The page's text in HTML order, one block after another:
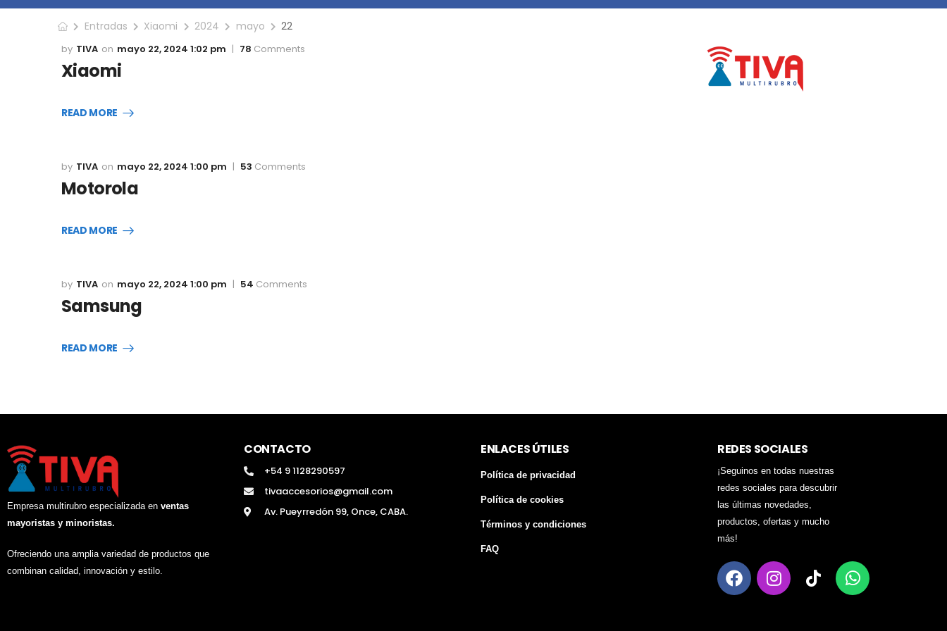
Entradas Xiaomi 2024 mayo 22
TIVA mayo 22, 2024 1:02 pm 78 Comments
Xiaomi
READ MORE
TIVA mayo 22, 2024 1:00 pm 53 Comments
Motorola
READ MORE
TIVA mayo 22, 2024 1:00 pm 54 Comments
Samsung
READ MORE
Empresa multirubro especializada en ventas
mayoristas y minoristas.
Ofreciendo una amplia variedad de productos que
combinan calidad, innovación y estilo.
CONTACTO
+54 9 1128290597
tivaaccesorios@gmail.com
Av. Pueyrredón 99, Once, CABA.
ENLACES ÚTILES
Política de privacidad
Política de cookies
Términos y condiciones
FAQ
REDES SOCIALES
¡Seguinos en todas nuestras
redes sociales para descubrir
las últimas novedades,
productos, ofertas y mucho
más!